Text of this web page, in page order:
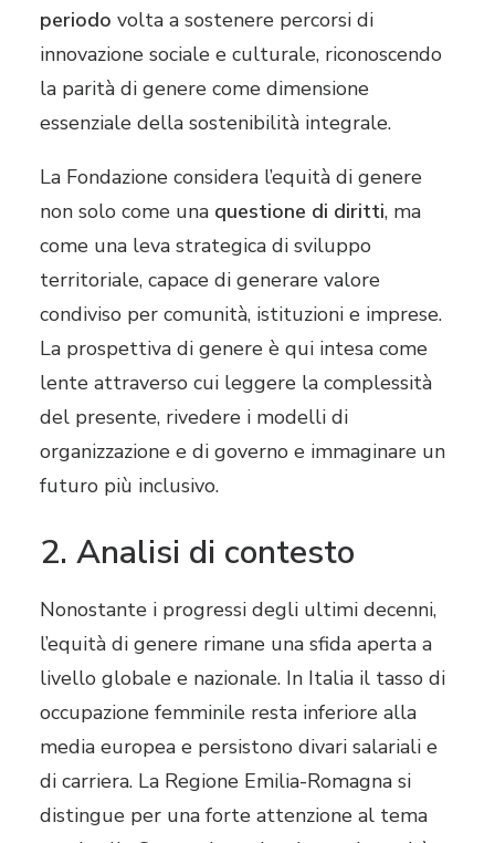
periodo volta a sostenere percorsi di
innovazione sociale e culturale, riconoscendo
la parità di genere come dimensione
essenziale della sostenibilità integrale.
La Fondazione considera l’equità di genere
non solo come una questione di diritti, ma
come una leva strategica di sviluppo
territoriale, capace di generare valore
condiviso per comunità, istituzioni e imprese.
La prospettiva di genere è qui intesa come
lente attraverso cui leggere la complessità
del presente, rivedere i modelli di
organizzazione e di governo e immaginare un
futuro più inclusivo.
2. Analisi di contesto
Nonostante i progressi degli ultimi decenni,
l’equità di genere rimane una sfida aperta a
livello globale e nazionale. In Italia il tasso di
occupazione femminile resta inferiore alla
media europea e persistono divari salariali e
di carriera. La Regione Emilia-Romagna si
distingue per una forte attenzione al tema